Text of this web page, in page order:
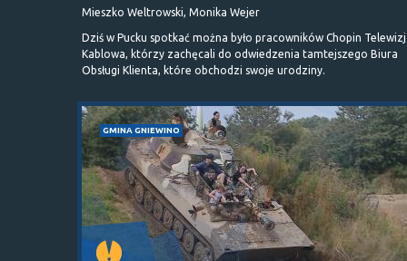
Mieszko Weltrowski, Monika Wejer
Dziś w Pucku spotkać można było pracowników Chopin
Kablowa, którzy zachęcali do odwiedzenia tamtejszego Biura
Obsługi Klienta, które obchodzi swoje urodziny.
GMINA GNIEWINO